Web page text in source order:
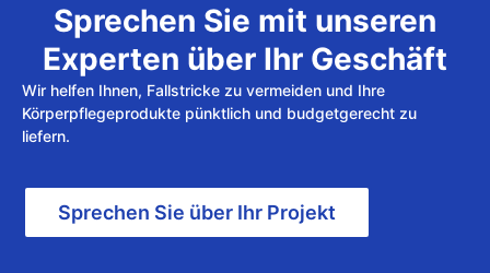
Sprechen Sie mit unseren
Experten über Ihr Geschäft
Wir helfen Ihnen, Fallstricke zu vermeiden und Ihre
Körperpflegeprodukte pünktlich und budgetgerecht zu
liefern.
Sprechen Sie über Ihr Projekt